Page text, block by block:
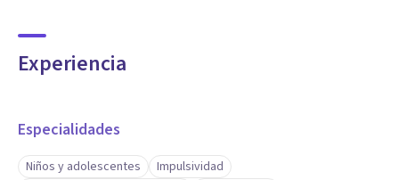
Experiencia
Especialidades
Niños y adolescentes
Impulsividad